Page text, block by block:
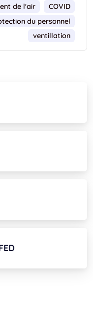
de l'air
COVID
du personnel
ventillation